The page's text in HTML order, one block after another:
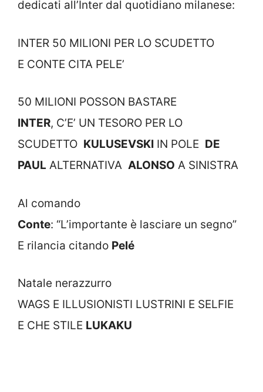
dedicati all’Inter dal quotidiano milanese:
INTER 50 MILIONI PER LO SCUDETTO
E CONTE CITA PELE’
50 MILIONI POSSON BASTARE
INTER, C’E’ UN TESORO PER LO
SCUDETTO KULUSEVSKI IN POLE DE
PAUL ALTERNATIVA ALONSO A SINISTRA
Al comando
Conte: “L’importante è lasciare un segno”
E rilancia citando Pelé
Natale nerazzurro
WAGS E ILLUSIONISTI LUSTRINI E SELFIE
E CHE STILE LUKAKU